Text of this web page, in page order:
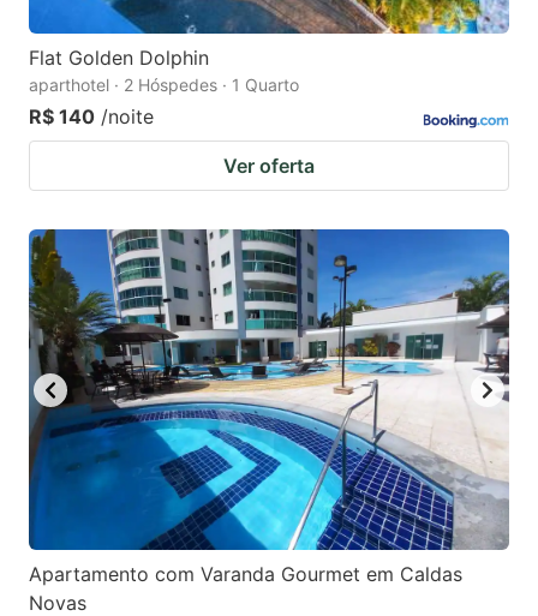
Flat Golden Dolphin
aparthotel · 2 Hóspedes · 1 Quarto
R$ 140 /noite
Ver oferta
Apartamento com Varanda Gourmet em Caldas
Novas